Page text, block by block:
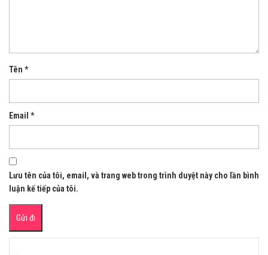
Tên *
Email *
Lưu tên của tôi, email, và trang web trong trình duyệt này cho lần bình
luận kế tiếp của tôi.